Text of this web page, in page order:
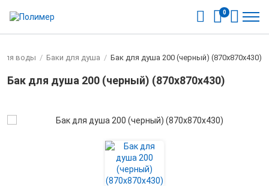
0
воды / Баки для душа / Бак для душа 200 (черный) (870х870х430)
Бак для душа 200 (черный) (870х870х430)